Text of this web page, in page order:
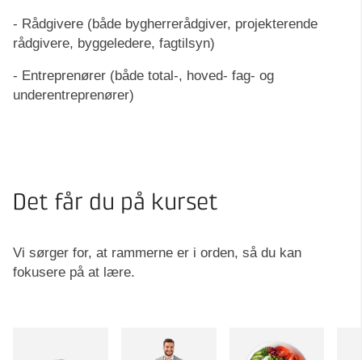
- Rådgivere (både bygherrerådgiver, projekterende
rådgivere, byggeledere, fagtilsyn)
- Entreprenører (både total-, hoved- fag- og
underentreprenører)
Det får du på kurset
Vi sørger for, at rammerne er i orden, så du kan
fokusere på at lære.